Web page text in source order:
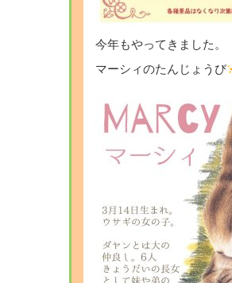
今年もやってきました。
マーシィのたんじょうび